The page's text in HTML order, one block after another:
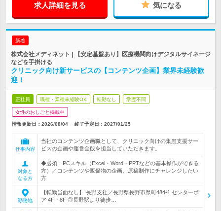
求人詳細を見る 気になる
新着
株式会社メディネット | 【安定基盤あり】医療機関向けデジタルサイネージ
などを手掛ける
クリニック向け新サービスの【コンテンツ企画】業界未経験歓
迎！
正社員 職種・業種未経験OK 転勤なし 学歴不問
女性のおしごと掲載中
情報更新日：2026/08/04 終了予定日： 2027/01/25
仕事内容
当社のコンテンツ企画職として、クリニック向けの集患支援サー
ビスの企画や運営全般を担当していただきます。
対象と
なる方
◆必須：PCスキル（Excel・Word・PPTなどの基本操作ができる
方）／コンテンツや販促物の企画、原稿制作にチャレンジしたい
方
勤務地
【転勤当面なし】 長野支社／長野県長野市県町484-1 センターボ
ア 4F・8F ◎長野駅より徒歩…